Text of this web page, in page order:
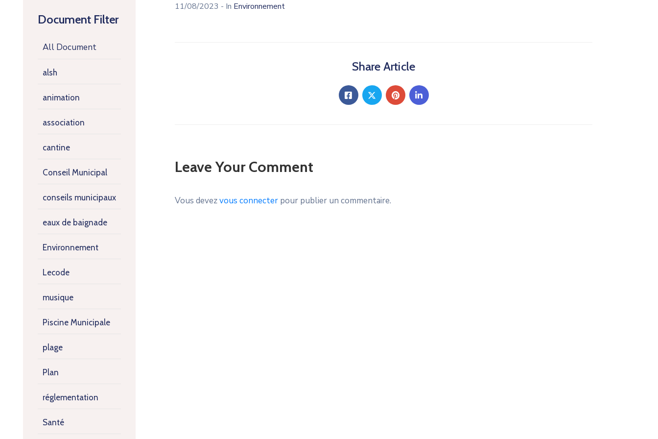
Document Filter
All Document
alsh
animation
association
cantine
Conseil Municipal
conseils municipaux
eaux de baignade
Environnement
Lecode
musique
Piscine Municipale
plage
Plan
réglementation
Santé
11/08/2023 - In Environnement
Share Article
Leave Your Comment
Vous devezvous connecter pour publier un commentaire.